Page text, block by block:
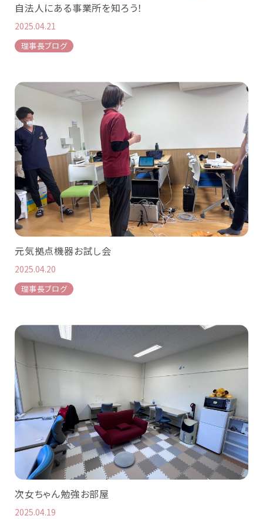
自法人にある事業所を知ろう！
2025.04.21
理事長ブログ
元気拠点機器お試し会
2025.04.20
理事長ブログ
次女ちゃん勉強お部屋
2025.04.19